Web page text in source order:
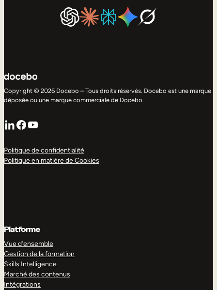
Copyright © 2026 Docebo – Tous droits réservés. Docebo est une marque
déposée ou une marque commerciale de Docebo.
LinkedIn
Facebook
YouTube
Politique de confidentialité
Politique en matière de Cookies
Platforme
Vue d’ensemble
Gestion de la formation
Skills Intelligence
Marché des contenus
Intégrations